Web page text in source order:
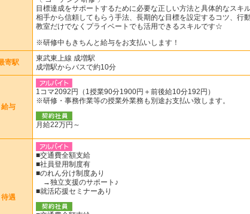
目標達成をサポートするために必要な正しい方法と具体的なスキ
相手から信頼してもらう手法、長期的な目標を設定するコツ、行
教室だけでなくプライベートでも活用できるスキルです☆
※研修中もきちんと給与をお支払いします！
寄駅
東武東上線 成増駅
成増駅からバスで約10分
給与
1コマ2092円（1授業90分1900円＋前後給10分192円）
※研修・事務作業等の授業外業務も別途お支払い致します。
月給22万円～
待遇
■交通費全額支給
■社員登用制度有
■のれん分け制度あり
→独立支援のサポート♪
■就活応援セミナーあり